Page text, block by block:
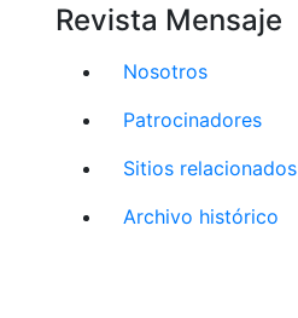
Revista Mensaje
Nosotros
Patrocinadores
Sitios relacionados
Archivo histórico